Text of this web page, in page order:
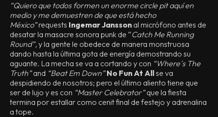
“Quiero que todos formen un enorme circle pit aquí en
medio y me demuestren de que está hecho
México”requests Ingemar Jansson al micrófono antes de
desatar la masacre sonora punk de “Catch Me Running
Round”,y la gente le obedece de manera monstruosa
dando hasta la última gota de energía demostrando su
aguante. La mecha se va a cortando y con “Where´s The
Truth”and “Beat Em Down”No Fun At Allse va
despidiendo de nosotros; pero el último aliento tiene que
ser de lujo y es con “Master Celebrator”que la fiesta
termina por estallar como cenit final de festejo y adrenalina
a tope.